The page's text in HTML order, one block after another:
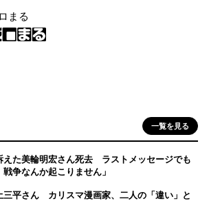
まる
一覧を見る
えた美輪明宏さん死去 ラストメッセージでも
争なんか起こりません」
三平さん カリスマ漫画家、二人の「違い」と